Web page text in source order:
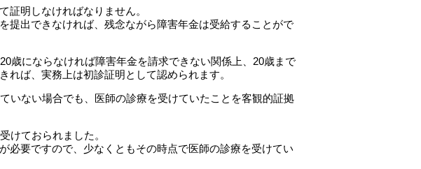
証明しなければなりません。
提出できなければ、残念ながら障害年金は受給することがで
歳にならなければ障害年金を請求できない関係上、20歳まで
ば、実務上は初診証明として認められます。
いない場合でも、医師の診療を受けていたことを客観的証拠
けておられました。
必要ですので、少なくともその時点で医師の診療を受けてい